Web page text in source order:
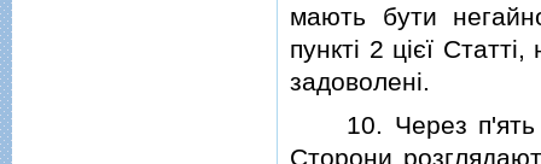
мають бути
пунктi 2 цiєї
задоволенi.
10. Через п'ять
Сторони